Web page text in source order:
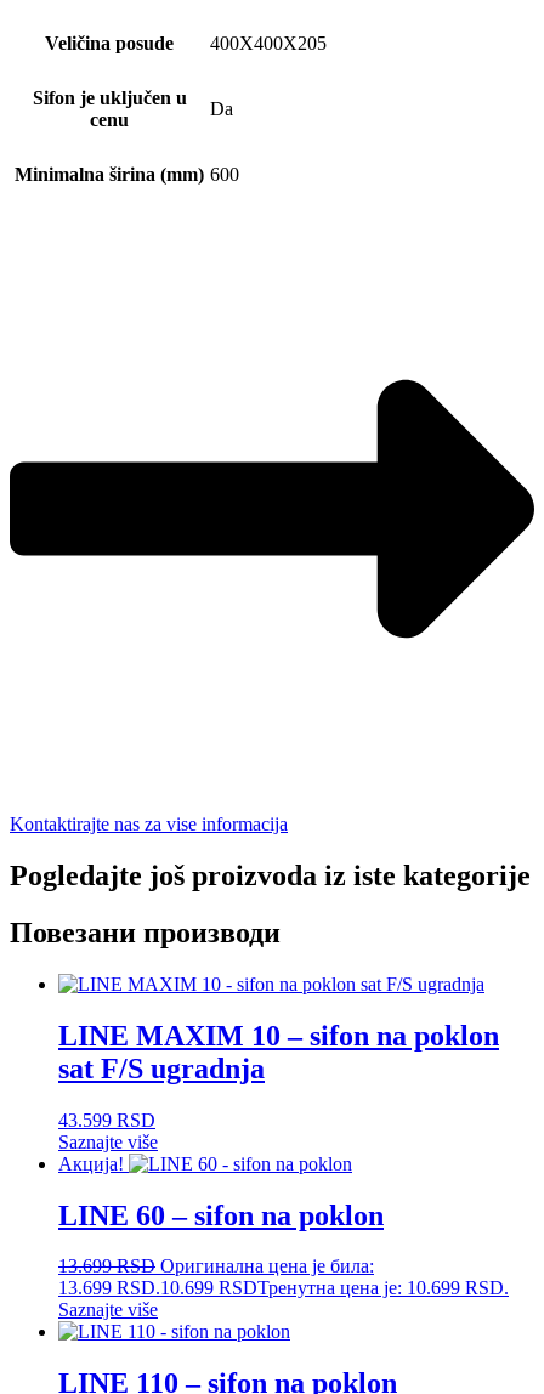
Veličina posude 400X400X205
Sifon je uključen u
cenu
Da
Minimalna širina (mm) 600
Kontaktirajte nas za vise informacija
Pogledajte još proizvoda iz iste kategorije
Повезани производи
LINE MAXIM 10 – sifon na poklon
sat F/S ugradnja
43.599 RSD
Saznajte više
Акција!
LINE 60 – sifon na poklon
13.699RSD Оригинална цена је била:
13.699 RSD.10.699 RSDТренутна цена је: 10.699 RSD.
Saznajte više
LINE 110 – sifon na poklon